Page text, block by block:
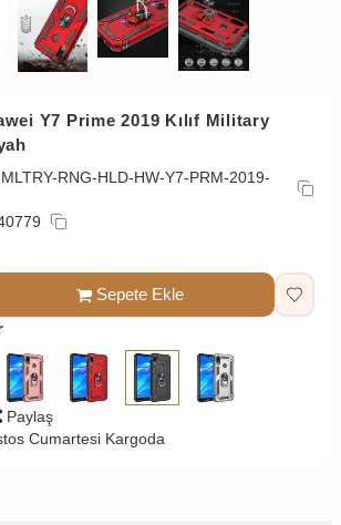
Y7 Prime 2019 Kılıf Military
RNG-HLD-HW-Y7-PRM-2019-
Sepete Ekle
Paylaş
Cumartesi Kargoda